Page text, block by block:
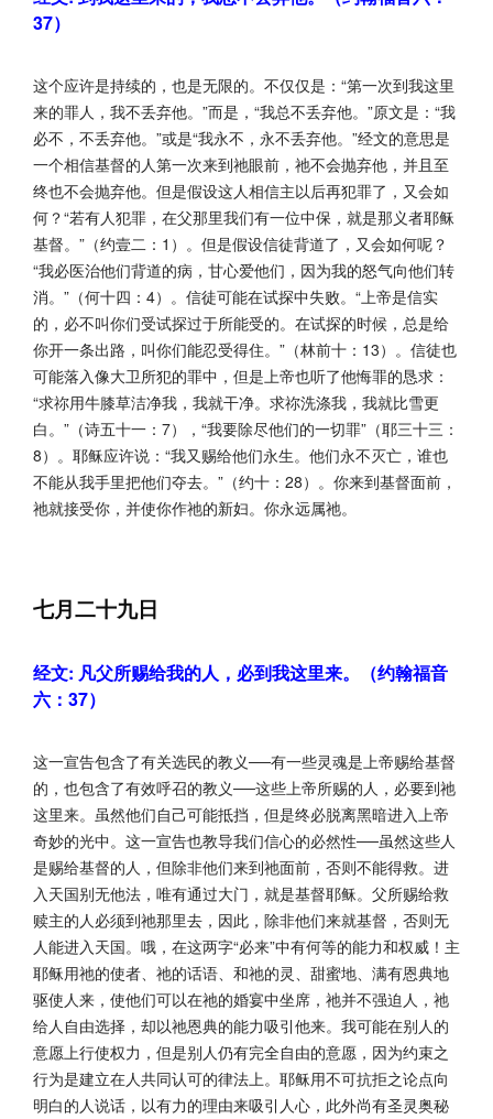
37）
这个应许是持续的，也是无限的。不仅仅是：“第一次到我这里
来的罪人，我不丢弃他。”而是，“我总不丢弃他。”原文是：“我
必不，不丢弃他。”或是“我永不，永不丢弃他。”经文的意思是
一个相信基督的人第一次来到祂眼前，祂不会抛弃他，并且至
终也不会抛弃他。但是假设这人相信主以后再犯罪了，又会如
何？“若有人犯罪，在父那里我们有一位中保，就是那义者耶稣
基督。”（约壹二：1）。但是假设信徒背道了，又会如何呢？
“我必医治他们背道的病，甘心爱他们，因为我的怒气向他们转
消。”（何十四：4）。信徒可能在试探中失败。“上帝是信实
的，必不叫你们受试探过于所能受的。在试探的时候，总是给
你开一条出路，叫你们能忍受得住。”（林前十：13）。信徒也
可能落入像大卫所犯的罪中，但是上帝也听了他悔罪的恳求：
“求祢用牛膝草洁净我，我就干净。求祢洗涤我，我就比雪更
白。”（诗五十一：7），“我要除尽他们的一切罪”（耶三十三：
8）。耶稣应许说：“我又赐给他们永生。他们永不灭亡，谁也
不能从我手里把他们夺去。”（约十：28）。你来到基督面前，
祂就接受你，并使你作祂的新妇。你永远属祂。
七月二十九日
经文: 凡父所赐给我的人，必到我这里来。（约翰福音
六：37）
这一宣告包含了有关选民的教义──有一些灵魂是上帝赐给基督
的，也包含了有效呼召的教义──这些上帝所赐的人，必要到祂
这里来。虽然他们自己可能抵挡，但是终必脱离黑暗进入上帝
奇妙的光中。这一宣告也教导我们信心的必然性──虽然这些人
是赐给基督的人，但除非他们来到祂面前，否则不能得救。进
入天国别无他法，唯有通过大门，就是基督耶稣。父所赐给救
赎主的人必须到祂那里去，因此，除非他们来就基督，否则无
人能进入天国。哦，在这两字“必来”中有何等的能力和权威！主
耶稣用祂的使者、祂的话语、和祂的灵、甜蜜地、满有恩典地
驱使人来，使他们可以在祂的婚宴中坐席，祂并不强迫人，祂
给人自由选择，却以祂恩典的能力吸引他来。我可能在别人的
意愿上行使权力，但是别人仍有完全自由的意愿，因为约束之
行为是建立在人共同认可的律法上。耶稣用不可抗拒之论点向
明白的人说话，以有力的理由来吸引人心，此外尚有圣灵奥秘